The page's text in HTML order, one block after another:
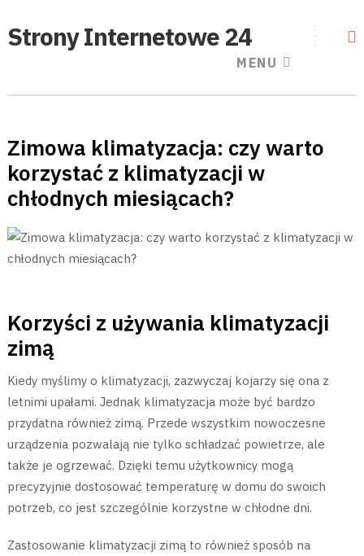
Strony Internetowe 24
MENU
Zimowa klimatyzacja: czy warto
korzystać z klimatyzacji w
chłodnych miesiącach?
Korzyści z używania klimatyzacji
zimą
Kiedy myślimy o klimatyzacji, zazwyczaj kojarzy się ona z
letnimi upałami. Jednak klimatyzacja może być bardzo
przydatna również zimą. Przede wszystkim nowoczesne
urządzenia pozwalają nie tylko schładzać powietrze, ale
także je ogrzewać. Dzięki temu użytkownicy mogą
precyzyjnie dostosować temperaturę w domu do swoich
potrzeb, co jest szczególnie korzystne w chłodne dni.
Zastosowanie klimatyzacji zimą to również sposób na